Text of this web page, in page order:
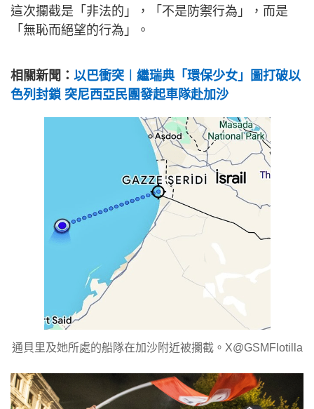
這次攔​​截是「非法的」，「不是防禦行為」，而是
「無恥而絕望的行為」。
相關新聞： 以巴衝突︱繼瑞典「環保少女」圖打破以
色列封鎖 突尼西亞民團發起車隊赴加沙
通貝里及她所處的船隊在加沙附近被攔截。X@GSMFlotilla